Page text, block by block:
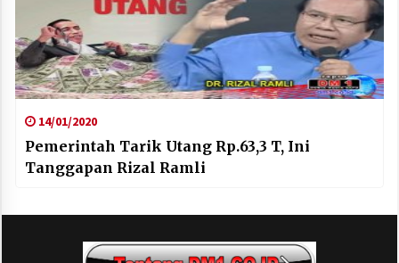
14/01/2020
Pemerintah Tarik Utang Rp.63,3 T, Ini
Tanggapan Rizal Ramli